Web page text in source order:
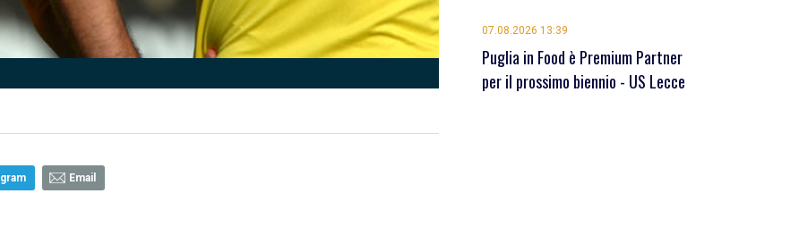
Email
07.08.2026 13:39
Puglia in Food è Premium Partner
per il prossimo biennio - US Lecce